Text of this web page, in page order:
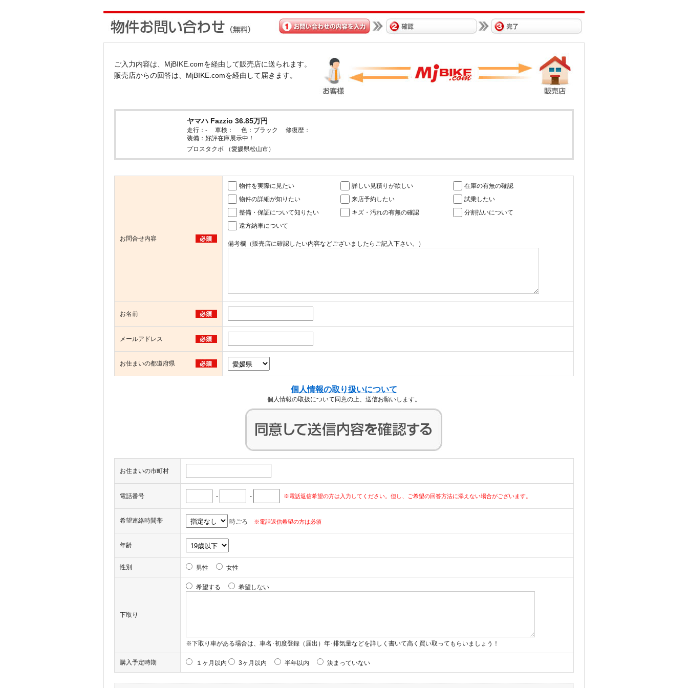
ご入力内容は、MjBIKE.comを経由して販売店に送られます。
販売店からの回答は、MjBIKE.comを経由して届きます。
ヤマハ Fazzio 36.85万円
走行：- 車検： 色：ブラック 修復歴：
装備：好評在庫展示中！
プロスタクボ （愛媛県松山市）
お問合せ内容
物件を実際に見たい 詳しい見積りが欲しい
在庫の有無の確認
物件の詳細が知りたい
来店予約したい
試乗したい
整備・保証について知りたい
キズ・汚れの有無の確認
分割払いについて
遠方納車について
備考欄（販売店に確認したい内容などございましたらご記入下さい。）
お名前
メールアドレス
お住まいの都道府県
個人情報の取り扱いについて
個人情報の取扱について同意の上、送信お願いします。
お住まいの市町村
電話番号 - - ※電話返信希望の方は入力してください。但し、ご希望の回答方法に添えない場合がございます。
希望連絡時間帯 時ごろ ※電話返信希望の方は必須
年齢
性別 男性 女性
下取り
希望する 希望しない
※下取り車がある場合は、車名･初度登録（届出）年･排気量などを詳しく書いて高く買い取ってもらいましょう！
購入予定時期 １ヶ月以内 3ヶ月以内 半年以内 決まっていない